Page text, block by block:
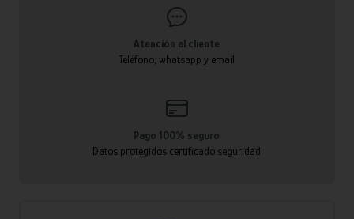
Atención al cliente
Teléfono, whatsapp y email
Pago 100% seguro
Datos protegidos certificado seguridad